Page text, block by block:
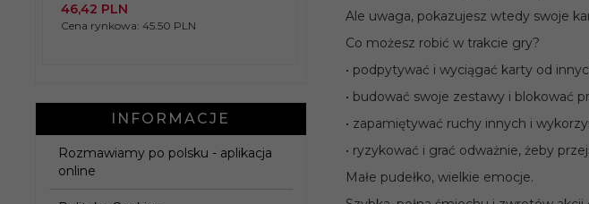
46,42 PLN
Cena rynkowa: 45.50 PLN
115, 60
Cena rynkowa: 114.00 PLN
INFORMACJE
Rozmawiamy po polsku - aplikacja
online
Ale uwaga, pokazujesz wtedy swoje
Co możesz robić w trakcie gry?
• podpytywać i wyciągać karty od
• budować swoje zestawy i blokować
• zapamiętywać ruchy innych i
• ryzykować i grać odważnie, żeby
Małe pudełko, wielkie emocje.